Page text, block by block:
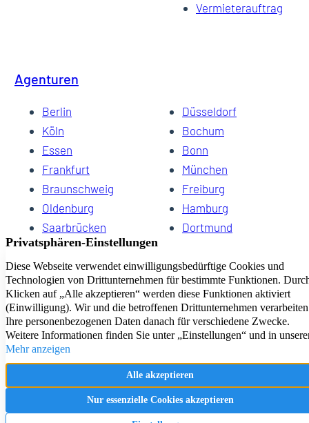
Vermieterauftrag
Agenturen
Berlin
Düsseldorf
Köln
Bochum
Essen
Bonn
Frankfurt
München
Braunschweig
Freiburg
Oldenburg
Hamburg
Saarbrücken
Dortmund
Hannover
Dresden
Kiel
Wuppertal
Bremen
HomeCompany eG Ihre Agenturen für Wohnen auf Zeit
Impressum Datenschutz Kontakt